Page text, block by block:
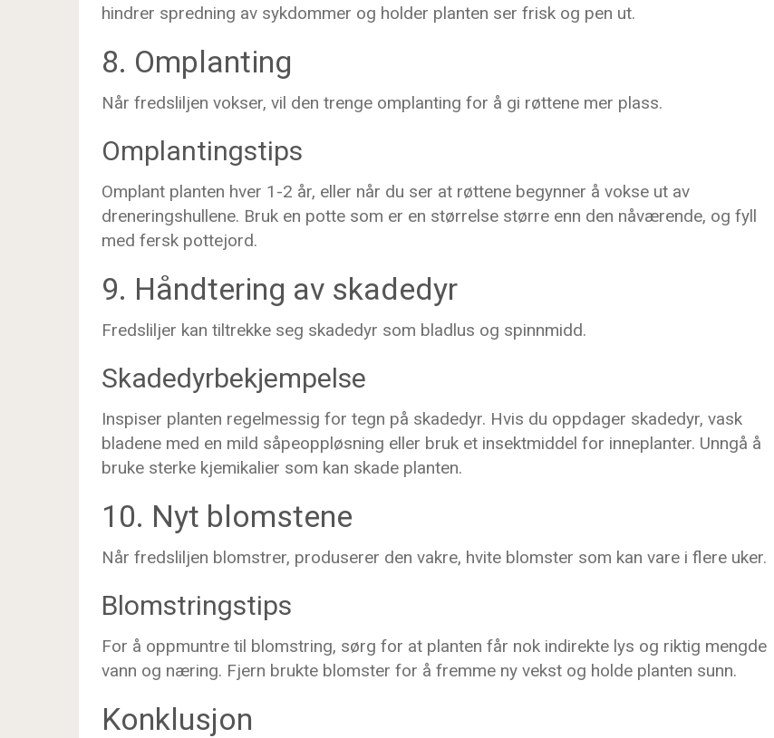
hindrer spredning av sykdommer og holder planten ser frisk og pen ut.
8. Omplanting
Når fredsliljen vokser, vil den trenge omplanting for å gi røttene mer plass.
Omplantingstips
Omplant planten hver 1-2 år, eller når du ser at røttene begynner å vokse ut av
dreneringshullene. Bruk en potte som er en størrelse større enn den nåværende, og fyll
med fersk pottejord.
9. Håndtering av skadedyr
Fredsliljer kan tiltrekke seg skadedyr som bladlus og spinnmidd.
Skadedyrbekjempelse
Inspiser planten regelmessig for tegn på skadedyr. Hvis du oppdager skadedyr, vask
bladene med en mild såpeoppløsning eller bruk et insektmiddel for inneplanter. Unngå å
bruke sterke kjemikalier som kan skade planten.
10. Nyt blomstene
Når fredsliljen blomstrer, produserer den vakre, hvite blomster som kan vare i flere uker.
Blomstringstips
For å oppmuntre til blomstring, sørg for at planten får nok indirekte lys og riktig mengde
vann og næring. Fjern brukte blomster for å fremme ny vekst og holde planten sunn.
Konklusjon